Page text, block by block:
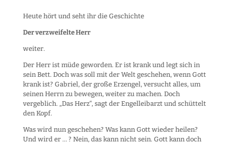
Heute hört und seht ihr die Geschichte
Der verzweifelte Herr
weiter.
Der Herr ist müde geworden. Er ist krank und legt sich in
sein Bett. Doch was soll mit der Welt geschehen, wenn Gott
krank ist? Gabriel, der große Erzengel, versucht alles, um
seinen Herrn zu bewegen, weiter zu machen. Doch
vergeblich. „Das Herz“, sagt der Engelleibarzt und schüttelt
den Kopf.
Was wird nun geschehen? Was kann Gott wieder heilen?
Und wird er … ? Nein, das kann nicht sein. Gott kann doch